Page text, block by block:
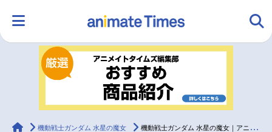
ランキング アニメ
ラジオ
animateTimes
機動戦士ガンダム 水星の魔女 機動戦士ガンダム 水星の魔女｜アニメ声優・キャラクター・登場人物・動画配信情報・2022秋・2023春アニメ最新情報一覧